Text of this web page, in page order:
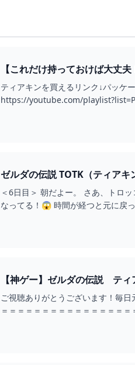
【これだけ持っておけば大丈
ティアキンを買えるリンク↓パッ
https://youtube.com/
ゼルダの伝説 TOTK（ティア
＜6日目＞ 朝だよー。 さあ、トロ
なってる！😱 時間が経つと元に戻
【神ゲー】ゼルダの伝説 テ
ご視聴ありがとうございます！毎
＝＝＝＝＝＝＝＝＝＝＝＝＝＝＝